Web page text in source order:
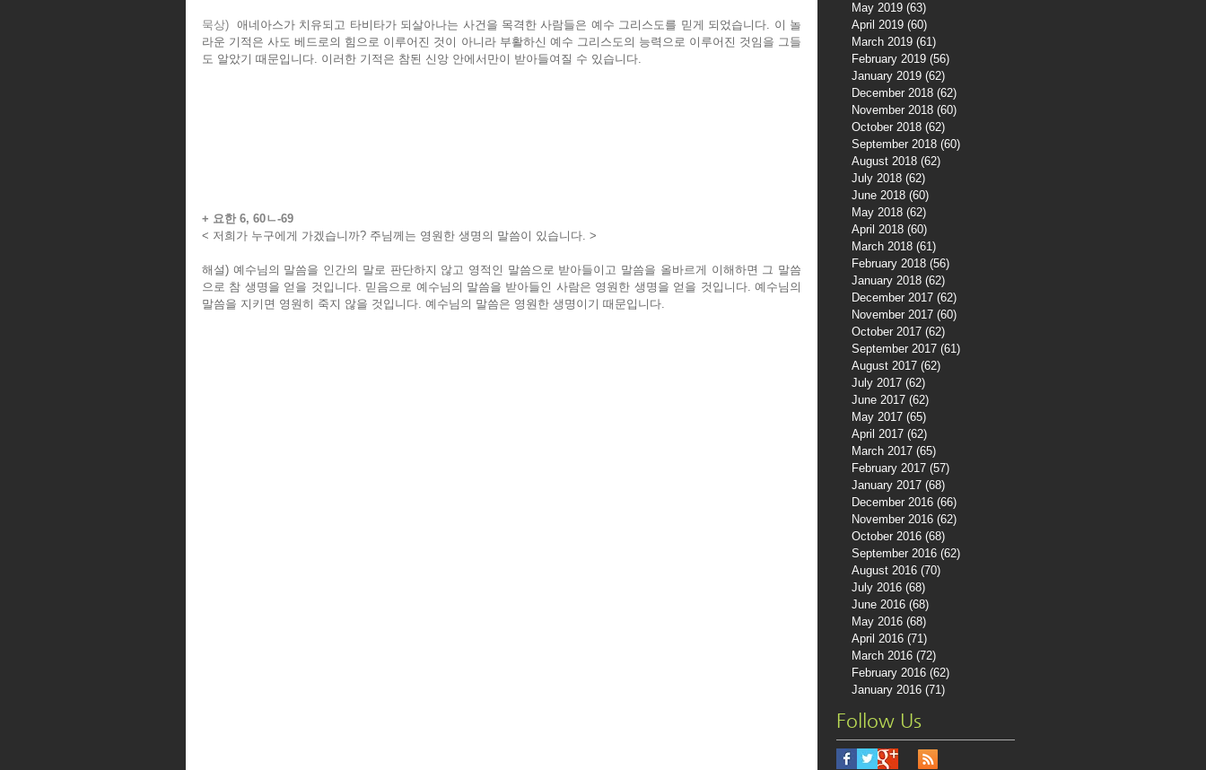
May 2019 (63)
April 2019 (60)
March 2019 (61)
February 2019 (56)
January 2019 (62)
December 2018 (62)
November 2018 (60)
October 2018 (62)
September 2018 (60)
August 2018 (62)
July 2018 (62)
June 2018 (60)
May 2018 (62)
April 2018 (60)
March 2018 (61)
February 2018 (56)
January 2018 (62)
December 2017 (62)
November 2017 (60)
October 2017 (62)
September 2017 (61)
August 2017 (62)
July 2017 (62)
June 2017 (62)
May 2017 (65)
April 2017 (62)
March 2017 (65)
February 2017 (57)
January 2017 (68)
December 2016 (66)
November 2016 (62)
October 2016 (68)
September 2016 (62)
August 2016 (70)
July 2016 (68)
June 2016 (68)
May 2016 (68)
April 2016 (71)
March 2016 (72)
February 2016 (62)
January 2016 (71)
Follow Us
묵상) 애네아스가 치유되고 타비타가 되살아나는 사건을 목격한 사람들은 예수 그리스도를 믿게 되었습니다. 이 놀
라운 기적은 사도 베드로의 힘으로 이루어진 것이 아니라 부활하신 예수 그리스도의 능력으로 이루어진 것임을 그들
도 알았기 때문입니다. 이러한 기적은 참된 신앙 안에서만이 받아들여질 수 있습니다.
+ 요한 6, 60ㄴ-69
< 저희가 누구에게 가겠습니까? 주님께는 영원한 생명의 말씀이 있습니다. >
해설) 예수님의 말씀을 인간의 말로 판단하지 않고 영적인 말씀으로 받아들이고 말씀을 올바르게 이해하면 그 말씀
으로 참 생명을 얻을 것입니다. 믿음으로 예수님의 말씀을 받아들인 사람은 영원한 생명을 얻을 것입니다. 예수님의
말씀을 지키면 영원히 죽지 않을 것입니다. 예수님의 말씀은 영원한 생명이기 때문입니다.